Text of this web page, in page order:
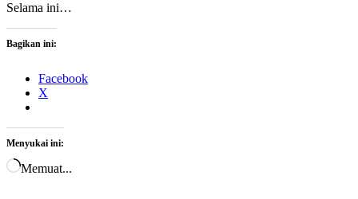
Selama ini…
Bagikan ini:
Facebook
X
Menyukai ini:
Memuat...